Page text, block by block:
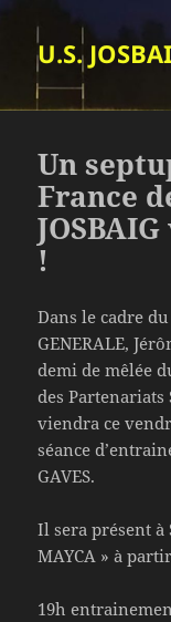
U.S.
Un
France
!
Dans le cadre
GENERALE,
demi de mêlée
des Partenariats
viendra ce
séance
GAVES.
Il sera présent à
MAYCA » à
19h